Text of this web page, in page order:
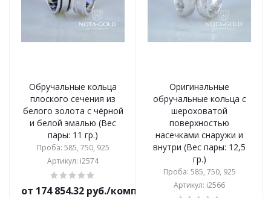
Обручальные кольца
плоского сечения из
белого золота с чёрной
и белой эмалью (Вес
пары: 11 гр.)
Проба: 585, 750, 925
Артикул: i2574
от 174 854.32 руб./комплект
Оригинальные
обручальные кольца с
шероховатой
поверхностью
насечками снаружи и
внутри (Вес пары: 12,5
гр.)
Проба: 585, 750, 925
Артикул: i2566